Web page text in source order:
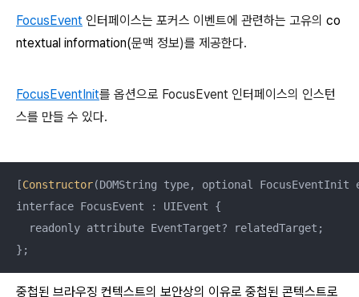
FocusEvent 인터페이스는 포커스 이벤트에 관련하는 고유의 co
ntextual information(문맥 정보)를 제공한다.
FocusEventInit를 옵션으로 FocusEvent 인터페이스의 인스턴
스를 만들 수 있다.
[Constructor(DOMString type, optional
interface FocusEvent : UIEvent {
  readonly attribute EventTarget? relatedTarget;
};
중첩된 브라우징 컨텍스트의 보안상의 이유로 중첩된 콘텍스트로